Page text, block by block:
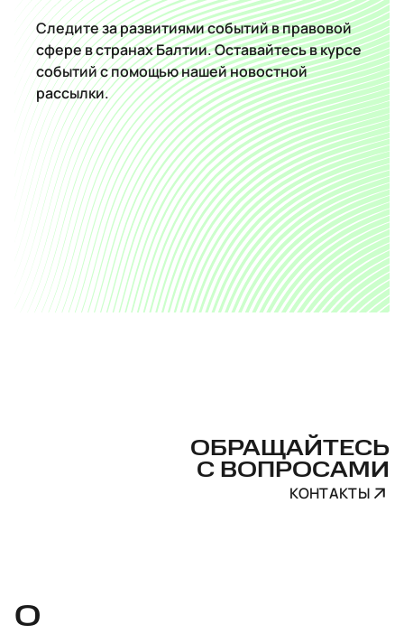
Следите за развитиями событий в правовой
сфере в странах Балтии. Оставайтесь в курсе
событий с помощью нашей новостной
рассылки.
ОБРАЩАЙТЕСЬ
С ВОПРОСАМИ
КОНТАКТЫ
О